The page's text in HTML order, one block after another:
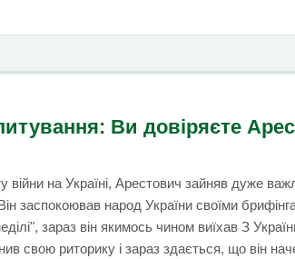
Ви довіряєте
війни на Україні, Арестович зайняв дуже
заспокоював народ України своїми
зараз він якимось чином виїхав З
свою риторику і зараз здається, що він